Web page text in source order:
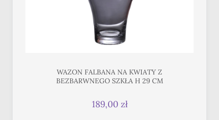
WAZON FALBANA NA KWIATY Z
BEZBARWNEGO SZKŁA H 29 CM
189,00 zł